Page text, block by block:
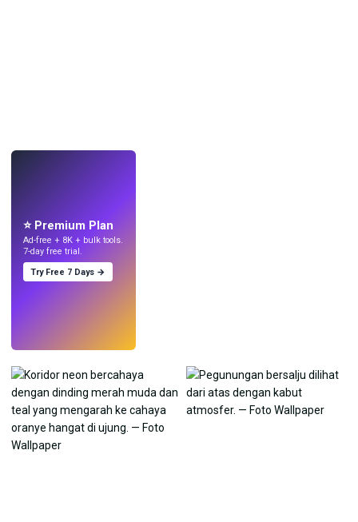
⭐ Premium Plan
Ad-free + 8K + bulk tools.
7-day free trial.
Try Free 7 Days →